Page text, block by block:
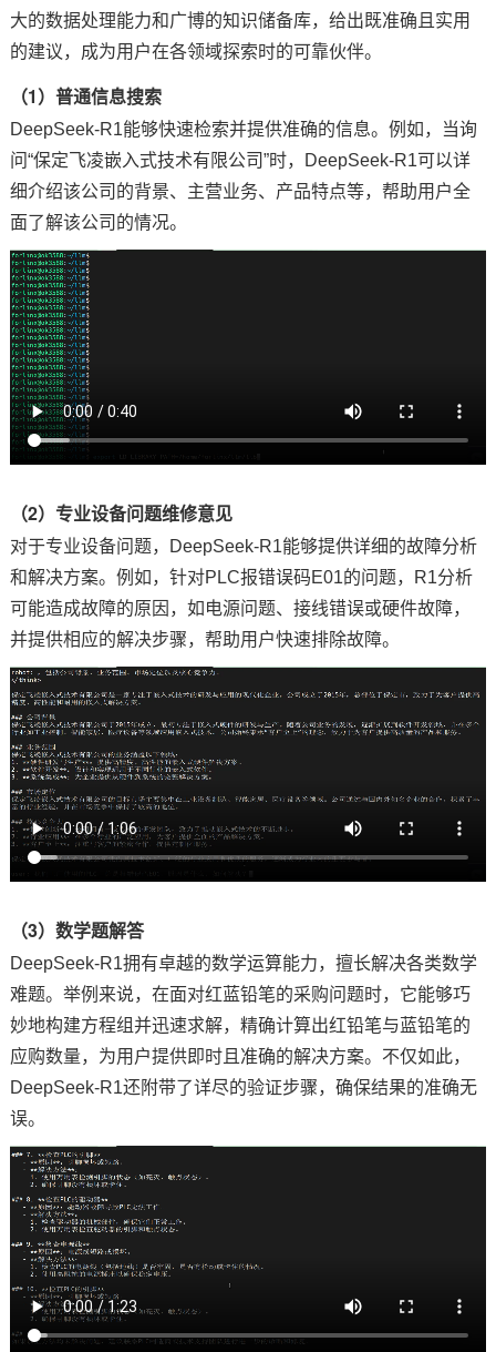
大的数据处理能力和广博的知识储备库，给出既准确且实用
的建议，成为用户在各领域探索时的可靠伙伴。
（1）普通信息搜索
DeepSeek-R1能够快速检索并提供准确的信息。例如，当询
问“保定飞凌嵌入式技术有限公司”时，DeepSeek-R1可以详
细介绍该公司的背景、主营业务、产品特点等，帮助用户全
面了解该公司的情况。
（2）专业设备问题维修意见
对于专业设备问题，DeepSeek-R1能够提供详细的故障分析
和解决方案。例如，针对PLC报错误码E01的问题，R1分析
可能造成故障的原因，如电源问题、接线错误或硬件故障，
并提供相应的解决步骤，帮助用户快速排除故障。
（3）数学题解答
DeepSeek-R1拥有卓越的数学运算能力，擅长解决各类数学
难题。举例来说，在面对红蓝铅笔的采购问题时，它能够巧
妙地构建方程组并迅速求解，精确计算出红铅笔与蓝铅笔的
应购数量，为用户提供即时且准确的解决方案。不仅如此，
DeepSeek-R1还附带了详尽的验证步骤，确保结果的准确无
误。